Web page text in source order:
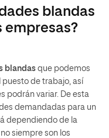
blandas
empresas?
blandas que podemos
de trabajo, así
podrán variar. De esta
demandadas para un
dependiendo de la
siempre son los